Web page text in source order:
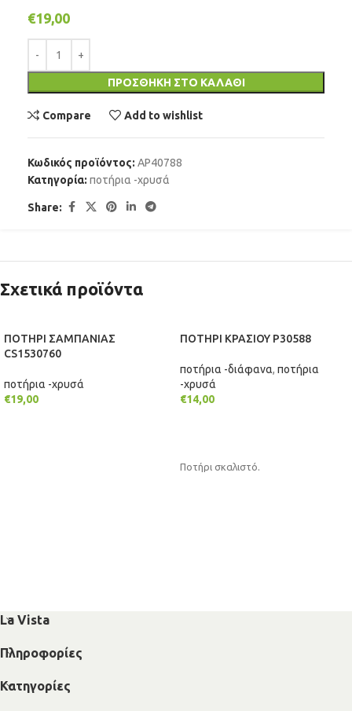
€19,00
ΠΡΟΣΘΉΚΗ ΣΤΟ ΚΑΛΆΘΙ
Compare Add to wishlist
Κωδικός προϊόντος: AP40788
Κατηγορία: ποτήρια -χρυσά
Share:
Σχετικά προϊόντα
ΠΟΤΗΡΙ ΣΑΜΠΑΝΙΑΣ
CS1530760
ποτήρια -χρυσά
€19,00
ΠΟΤΗΡΙ ΚΡΑΣΙΟΥ P30588
ποτήρια -διάφανα, ποτήρια
-χρυσά
€14,00
Ποτήρι σκαλιστό.
La Vista
Πληροφορίες
Κατηγορίες